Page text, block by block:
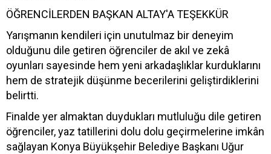
ÖĞRENCİLERDEN BAŞKAN ALTAY'A TEŞEKKÜR
Yarışmanın kendileri için unutulmaz bir deneyim
olduğunu dile getiren öğrenciler de akıl ve zekâ
oyunları sayesinde hem yeni arkadaşlıklar kurduklarını
hem de stratejik düşünme becerilerini geliştirdiklerini
belirtti.
Finalde yer almaktan duydukları mutluluğu dile getiren
öğrenciler, yaz tatillerini dolu dolu geçirmelerine imkân
sağlayan Konya Büyükşehir Belediye Başkanı Uğur